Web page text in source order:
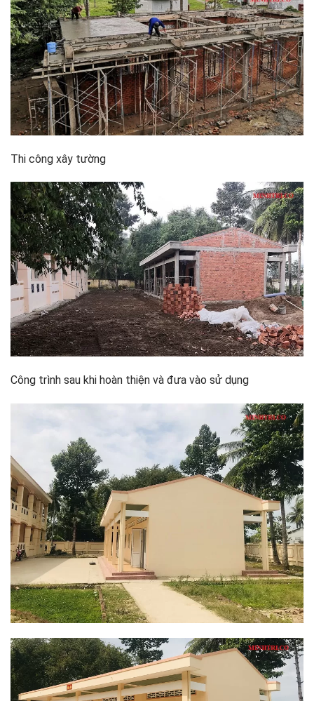
Thi công xây tường
Công trình sau khi hoàn thiện và đưa vào sử dụng